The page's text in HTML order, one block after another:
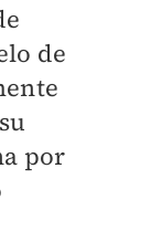
de
por